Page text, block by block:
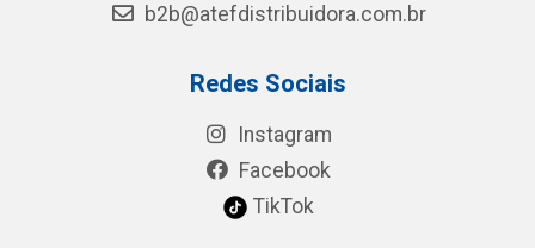
b2b@atefdistribuidora.com.br
Redes Sociais
Instagram
Facebook
TikTok